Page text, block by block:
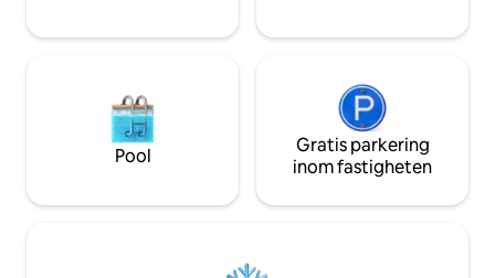
Pool
Gratis parkering
inom fastigheten